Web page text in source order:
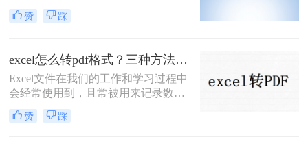
我们提供了广泛的表格处理和数据分
析功能。然而，有时候我们需要将
将向您介绍excel表怎么转换成pdf方
法，帮助您将Excel表格转换为PDF格
式。
赞 踩
excel怎么转pdf格式？三种方法可以解决！
Excel文件在我们的工作和学习过程中
会经常使用到，且常被用来记录数据
和计算数值。但Excel文件也存在一些
缺点，如：不便于传输和观看，以及
赞 踩